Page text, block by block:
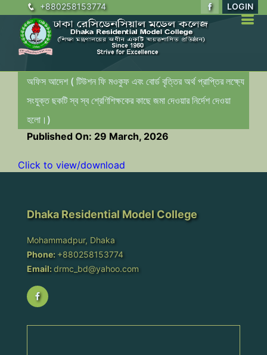
+880258153774 LOGIN
অফিস আদেশ ( টিউশন ফি মওকুফ এবং বোর্ড বৃত্তির অর্থ প্রাপ্তির লক্ষ্যে
সংযুক্ত ছকটি স্ব স্ব শ্রেণিশিক্ষকের কাছে জমা দেওয়ার নির্দেশ দেওয়া
হলো।)
Published On: 29 March, 2026
Click to view/download
Dhaka Residential Model College
Mohammadpur, Dhaka
Phone: +880258153774
Email: drmc_bd@yahoo.com